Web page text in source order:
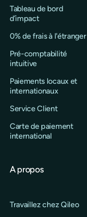
Tableau de bord
d’impact
0% de frais à l'étranger
Pré-comptabilité
intuitive
Paiements locaux et
internationaux
Service Client
Carte de paiement
international
A propos
Travaillez chez Qileo